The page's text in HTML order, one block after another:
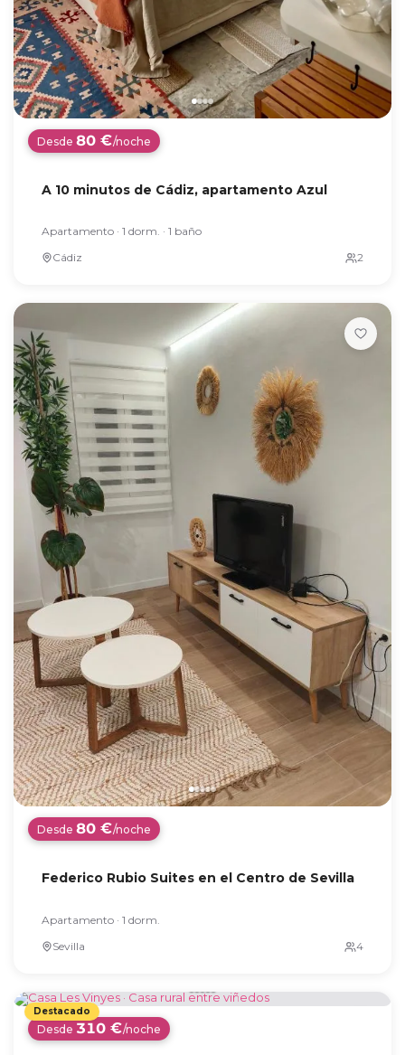
Desde80 €/noche
A 10 minutos de Cádiz, apartamento Azul
Apartamento · 1 dorm. · 1 baño
Cádiz
Desde80 €/noche
Federico Rubio Suites en el Centro de Sevilla
Apartamento · 1 dorm.
Sevilla
Desde 310 €/noche